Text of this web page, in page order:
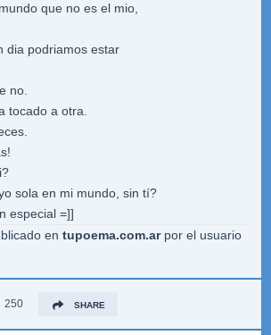
que no es el mio,
dia podriamos estar
no.
tocado a otra.
sola en mi mundo, sin tí?
especial =]]
en tupoema.com.arpor el usuario
250 SHARE